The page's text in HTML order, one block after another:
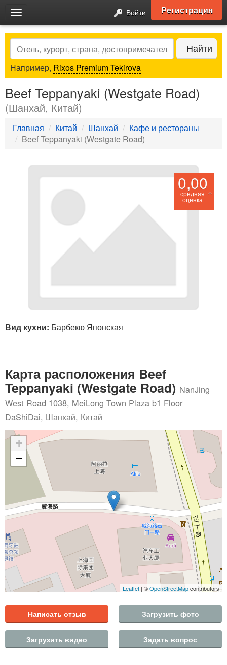
Toggle
navigation
Войти Регистрация
Search Найти
Например, Rixos Premium Tekirova
Beef Teppanyaki (Westgate Road)
(Шанхай, Китай)
Главная Китай Шанхай
Кафе и рестораны
Beef Teppanyaki (Westgate Road)
0,00
средняя
оценка
Вид кухни: Барбекю Японская
Карта расположения Beef
Teppanyaki (Westgate Road) NanJing
West Road 1038, MeiLong Town Plaza b1 Floor
DaShiDai, Шанхай, Китай
+
−
Leaflet | ©OpenStreetMapcontributors
Написать отзыв Загрузить фото
Загрузить видео Задать вопрос